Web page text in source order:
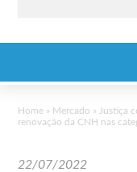
Home » Mercado » Justiça
renovação da CNH nas
22/07/2022